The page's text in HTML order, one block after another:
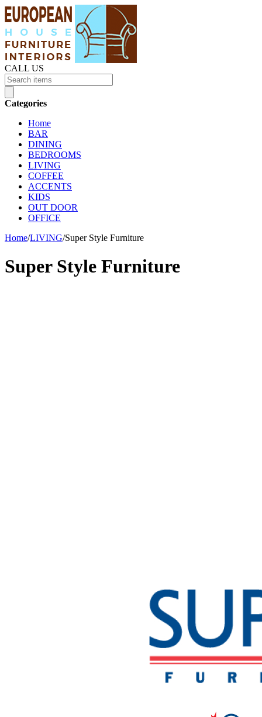
CALL US
Categories
Home
BAR
DINING
BEDROOMS
LIVING
COFFEE
ACCENTS
KIDS
OUT DOOR
OFFICE
Home/LIVING/Super Style Furniture
Super Style Furniture